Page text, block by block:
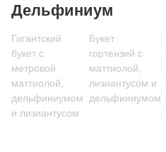
Дельфиниум
Гигантский
букет с
метровой
маттиолой,
дельфиниумом
и лизиантусом
Букет
гортензий с
маттиолой,
лизиантусом и
дельфиниумом